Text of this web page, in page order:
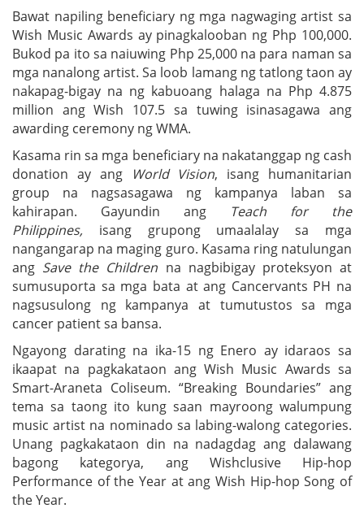
Bawat napiling beneficiary ng mga nagwaging artist sa
Wish Music Awards ay pinagkalooban ng Php 100,000.
Bukod pa ito sa naiuwing Php 25,000 na para naman sa
mga nanalong artist. Sa loob lamang ng tatlong taon ay
nakapag-bigay na ng kabuoang halaga na Php 4.875
million ang Wish 107.5 sa tuwing isinasagawa ang
awarding ceremony ng WMA.
Kasama rin sa mga beneficiary na nakatanggap ng cash
donation ay ang
World Vision, isang humanitarian
group na nagsasagawa ng kampanya laban sa
kahirapan. Gayundin ang Teach for the
Philippines, isang grupong umaalalay sa mga
nangangarap na maging guro. Kasama ring natulungan
ang Save the Children na nagbibigay proteksyon at
sumusuporta sa mga bata at ang Cancervants PH na
nagsusulong ng kampanya at tumutustos sa mga
cancer patient sa bansa.
Ngayong darating na ika-15 ng Enero ay idaraos sa
ikaapat na pagkakataon ang Wish Music Awards sa
Smart-Araneta Coliseum. “Breaking Boundaries” ang
tema sa taong ito kung saan mayroong walumpung
music artist na nominado sa labing-walong categories.
Unang pagkakataon din na nadagdag ang dalawang
bagong kategorya, ang Wishclusive Hip-hop
Performance of the Year at ang Wish Hip-hop Song of
the Year.